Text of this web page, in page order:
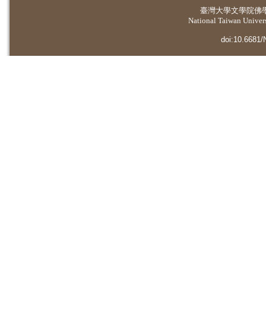
臺灣大學文學院佛
National Taiwan
doi:10.6681/